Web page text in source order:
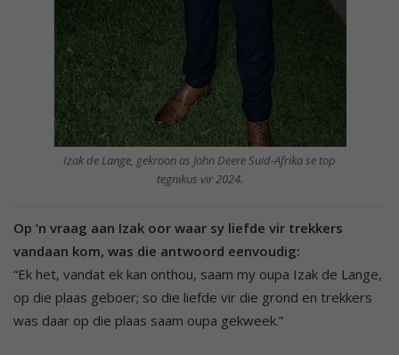
Izak de Lange, gekroon as John Deere Suid-Afrika se top
tegnikus vir 2024.
Op ’n vraag aan Izak oor waar sy liefde vir trekkers
vandaan kom, was die antwoord eenvoudig:
“Ek het, vandat ek kan onthou, saam my oupa Izak de Lange,
op die plaas geboer; so die liefde vir die grond en trekkers
was daar op die plaas saam oupa gekweek.”